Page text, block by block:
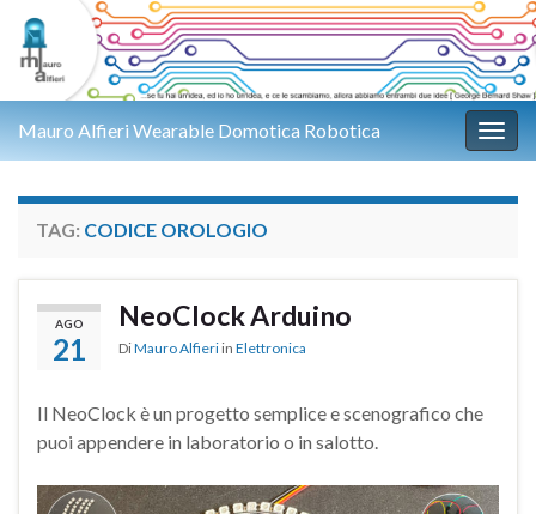
Mauro Alfieri Wearable Domotica Robotica
TAG: CODICE OROLOGIO
AGO
21
NeoClock Arduino
DiMauro Alfieri in Elettronica
Il NeoClock è un progetto semplice e scenografico che
puoi appendere in laboratorio o in salotto.